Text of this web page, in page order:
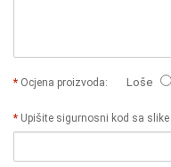
Ocjena proizvoda: Loše
Upišite sigurnosni kod sa slike